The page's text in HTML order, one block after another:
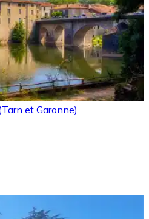
et Garonne)